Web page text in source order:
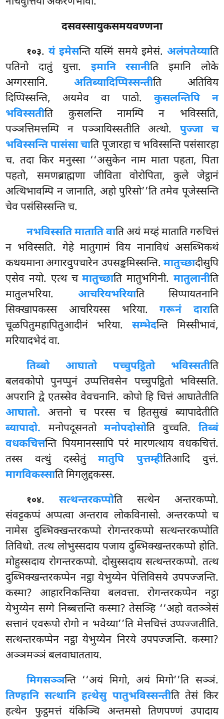
दसवस्सायुकसमयवण्णना
१०३.यं इमेसन्ति यस्मिं समये इमेसं. अलंपतेय्याति
पतिनो दातुं युत्ता. इमानि रसानीति इमानि लोके
अग्गरसानि. अतिब्यादिप्पिस्सन्तीति अतिविय
दिप्पिस्सन्ति, अयमेव वा पाठो. कुसलन्तिपि न
भविस्सतीति कुसलन्ति नामम्पि न भविस्सति,
पञ्ञत्तिमत्तम्पि न पञ्ञायिस्सतीति अत्थो.पुज्जा च
भविस्सन्ति पासंसा चाति पूजारहा च भविस्सन्ति पसंसारहा
च. तदा किर मनुस्सा ‘‘असुकेन नाम माता पहता, पिता
पहतो, समणब्राह्मणा जीविता वोरोपिता, कुले जेट्ठानं
अत्थिभावम्पि न जानाति, अहो पुरिसो’’ति तमेव पूजेस्सन्ति
चेव पसंसिस्सन्ति च.
नभविस्सति माताति वाति अयं मय्हं माताति गरुचित्तं
न भविस्सति. गेहे मातुगामं विय नानाविधं असब्भिकथं
कथयमाना अगारवुपचारेन उपसङ्कमिस्सन्ति. मातुच्छादीसुपि
एसेव नयो. एत्थ चमातुच्छाति मातुभगिनी. मातुलानीति
मातुलभरिया. आचरियभरियाति सिप्पायतनानि
सिक्खापकस्स आचरियस्स भरिया.गरूनं दाराति
चूळपितुमहापितुआदीनं भरिया. सम्भेदन्ति मिस्सीभावं,
मरियादभेदं वा.
तिब्बो आघातो पच्चुपट्ठितो भविस्सतीति
बलवकोपो पुनप्पुनं उप्पत्तिवसेन पच्चुपट्ठितो भविस्सति.
अपरानि द्वे एतस्सेव वेवचनानि. कोपो हि चित्तं आघातेतीति
आघातो. अत्तनो च परस्स च हितसुखं ब्यापादेतीति
ब्यापादो. मनोपदूसनतो मनोपदोसोति वुच्चति. तिब्बं
वधकचित्तन्ति पियमानस्सापि परं मारणत्थाय वधकचित्तं.
तस्स वत्थुं दस्सेतुंमातुपि पुत्तम्हीतिआदि वुत्तं.
मागविकस्साति मिगलुद्दकस्स.
१०४. सत्थन्तरकप्पोति सत्थेन अन्तरकप्पो.
संवट्टकप्पं अप्पत्वा अन्तराव लोकविनासो. अन्तरकप्पो च
नामेस दुब्भिक्खन्तरकप्पो रोगन्तरकप्पो सत्थन्तरकप्पोति
तिविधो. तत्थ लोभुस्सदाय पजाय दुब्भिक्खन्तरकप्पो होति.
मोहुस्सदाय रोगन्तरकप्पो. दोसुस्सदाय सत्थन्तरकप्पो. तत्थ
दुब्भिक्खन्तरकप्पेन नट्ठा येभुय्येन पेत्तिविसये उपपज्जन्ति.
कस्मा? आहारनिकन्तिया बलवत्ता. रोगन्तरकप्पेन नट्ठा
येभुय्येन सग्गे निब्बत्तन्ति कस्मा? तेसञ्हि ‘‘अहो वतञ्ञेसं
सत्तानं एवरूपो रोगो न भवेय्या’’ति मेत्तचित्तं उप्पज्जतीति.
सत्थन्तरकप्पेन नट्ठा येभुय्येन निरये उपपज्जन्ति. कस्मा?
अञ्ञमञ्ञं बलवाघातताय.
मिगसञ्ञन्ति ‘‘अयं मिगो, अयं मिगो’’ति सञ्ञं.
तिण्हानि सत्थानि हत्थेसु पातुभविस्सन्तीति तेसं किर
हत्थेन फुट्ठमत्तं यंकिञ्चि अन्तमसो तिणपण्णं उपादाय